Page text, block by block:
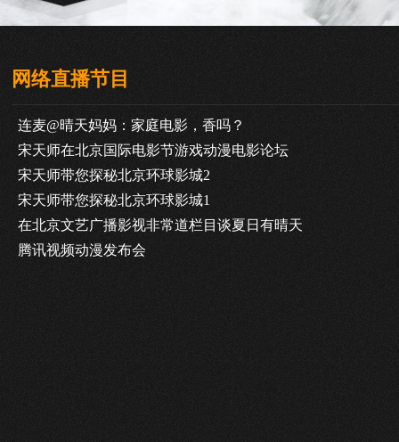
网络直播节目
连麦@晴天妈妈：家庭电影，香吗？
宋天师在北京国际电影节游戏动漫电影论坛
宋天师带您探秘北京环球影城2
宋天师带您探秘北京环球影城1
在北京文艺广播影视非常道栏目谈夏日有晴天
腾讯视频动漫发布会